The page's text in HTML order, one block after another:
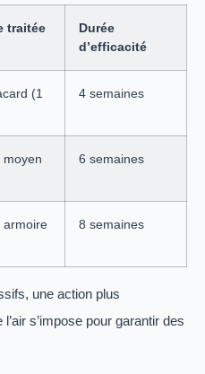
traitée
Durée
d’efficacité
(1
4 semaines
moyen
6 semaines
armoire
8 semaines
une action plus
s’impose pour garantir des